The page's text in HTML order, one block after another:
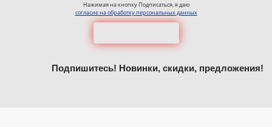
Нажимая на кнопку Подписаться, я даю
согласие на обработку персональных данных
Подпишитесь! Новинки, скидки, предложения!